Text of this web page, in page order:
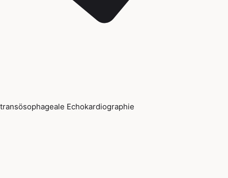
transösophageale Echokardiographie